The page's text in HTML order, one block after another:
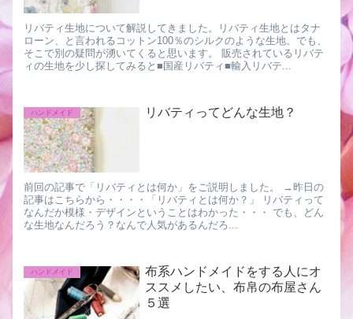
リバティ生地について解説してきました。リバティ生地とはタナ
ローン、と言われるコットン100％のシルクのような生地。でも、
そこで別の疑問が湧いてくると思います。 販売されているリバテ
ィの生地を少し探してみると■国産リバティ■輸入リバテ...
ハンドメイド リバティってどんな生地？
前回の記事で「リバティとは何か」をご説明しました。 →昨日の
記事はこちらから・・・・「リバティとは何か？」 リバティって
なんだか模様・デザインということはわかった・・・ でも、どん
な生地なんだろう？なんで人気があるんだろ...
ハンドメイド
布系ハンドメイドをする人にオ
ススメしたい、布帛の布屋さん
５選